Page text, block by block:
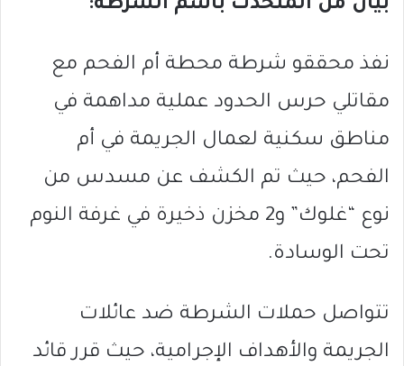
بيان من المتحدث باسم الشرطة:
نفذ محققو شرطة محطة أم الفحم مع
مقاتلي حرس الحدود عملية مداهمة في
مناطق سكنية لعمال الجريمة في أم
الفحم، حيث تم الكشف عن مسدس من
نوع “غلوك” و2 مخزن ذخيرة في غرفة النوم
تحت الوسادة.
تتواصل حملات الشرطة ضد عائلات
الجريمة والأهداف الإجرامية، حيث قرر قائد